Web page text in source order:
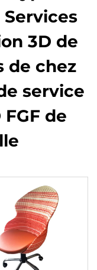
3D de
de chez
service
de